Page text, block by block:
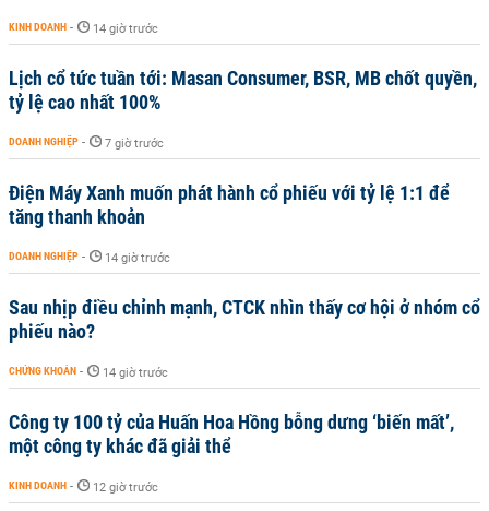
KINH DOANH - 14 giờ trước
Lịch cổ tức tuần tới: Masan Consumer, BSR, MB chốt quyền,
tỷ lệ cao nhất 100%
DOANH NGHIỆP - 7 giờ trước
Điện Máy Xanh muốn phát hành cổ phiếu với tỷ lệ 1:1 để
tăng thanh khoản
DOANH NGHIỆP - 14 giờ trước
Sau nhịp điều chỉnh mạnh, CTCK nhìn thấy cơ hội ở nhóm cổ
phiếu nào?
CHỨNG KHOÁN - 14 giờ trước
Công ty 100 tỷ của Huấn Hoa Hồng bỗng dưng ‘biến mất’,
một công ty khác đã giải thể
KINH DOANH - 12 giờ trước